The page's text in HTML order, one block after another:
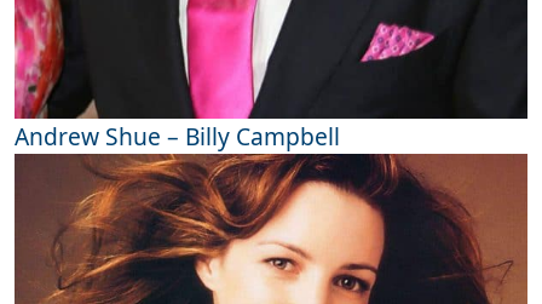
Andrew Shue – Billy Campbell